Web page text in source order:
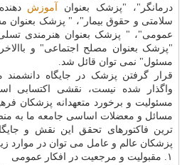
درمانگر"، "پزشک بعنوان آموزش
سلامتی و حقوق بیمار"، " پزشک بعنوان
عمومی"، " پزشک بعنوان هنرمندی
"پزشک بعنوان مصلح اجتماعی" و
مسئول" نمی توان قائل شد.
قرار گرفتن پزشک در جایگاه
واگذار شده نیست، نقشی اکتسابی
مسئولیت و برخورد متعهدانه پزشکان
مسائل و معضلات اساسی جامعه ما به
ترین فاکتورهای تحقق این نقش و
پزشکان عالم و عامل می توان در موارد
۱. مقبولیت و مرجعیت در افکار عمومی